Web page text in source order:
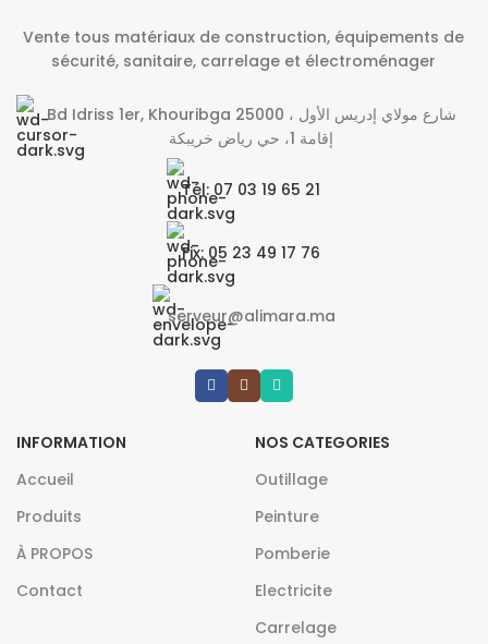
Vente tous matériaux de construction, équipements de
sécurité, sanitaire, carrelage et électroménager
Bd Idriss 1er, Khouribga 25000 شارع مولاي إدريس الأول ،
إقامة 1، حي رياض خريبكة
Tél: 07 03 19 65 21
Fix: 05 23 49 17 76
serveur@alimara.ma
INFORMATION
Accueil
Produits
À PROPOS
Contact
NOS CATEGORIES
Outillage
Peinture
Pomberie
Electricite
Carrelage